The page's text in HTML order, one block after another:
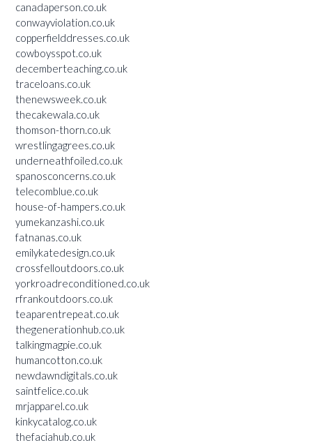
canadaperson.co.uk
conwayviolation.co.uk
copperfielddresses.co.uk
cowboysspot.co.uk
decemberteaching.co.uk
traceloans.co.uk
thenewsweek.co.uk
thecakewala.co.uk
thomson-thorn.co.uk
wrestlingagrees.co.uk
underneathfoiled.co.uk
spanosconcerns.co.uk
telecomblue.co.uk
house-of-hampers.co.uk
yumekanzashi.co.uk
fatnanas.co.uk
emilykatedesign.co.uk
crossfelloutdoors.co.uk
yorkroadreconditioned.co.uk
rfrankoutdoors.co.uk
teaparentrepeat.co.uk
thegenerationhub.co.uk
talkingmagpie.co.uk
humancotton.co.uk
newdawndigitals.co.uk
saintfelice.co.uk
mrjapparel.co.uk
kinkycatalog.co.uk
thefaciahub.co.uk